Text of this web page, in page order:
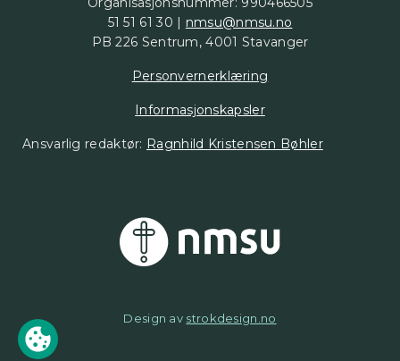
51 51 61 30 | nmsu@nmsu.no
PB 226 Sentrum, 4001 Stavanger
Personvernerklæring
Informasjonskapsler
Ansvarlig redaktør: Ragnhild Kristensen Bøhler
Design av strokdesign.no